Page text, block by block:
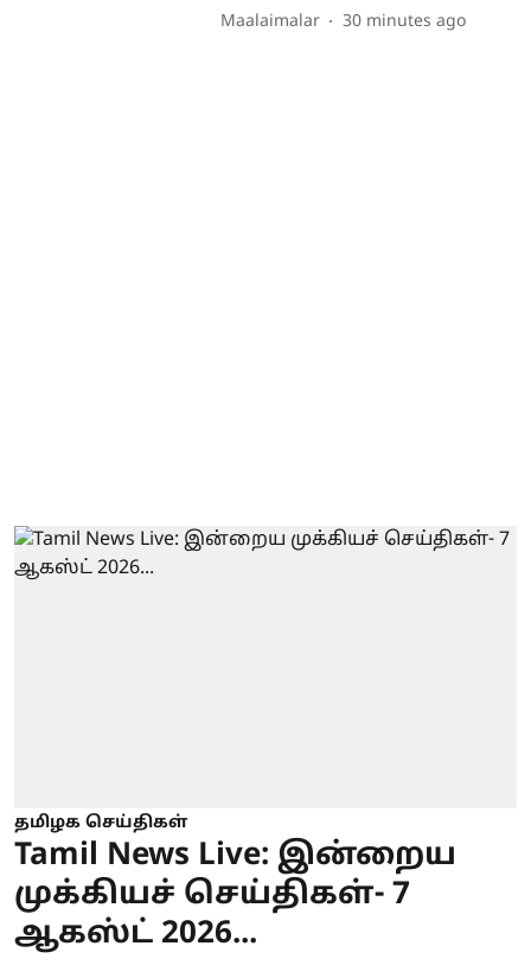
Maalaimalar 30 minutes ago
தமிழக செய்திகள்
Tamil News Live: இன்றைய
முக்கியச் செய்திகள்- 7
ஆகஸ்ட் 2026...